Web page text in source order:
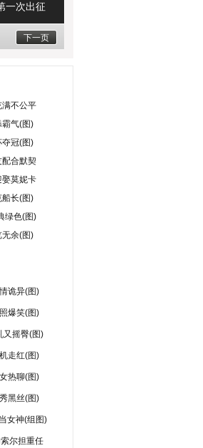
一次出征
，就跟随
下一页
满不公平
霸气(图)
夺冠(图)
配合默契
娶莫妮卡
船长(图)
绿色(图)
无余(图)
诡异(图)
爆笑(图)
又摇臀(图)
走红(图)
热聊(图)
黑丝(图)
女神(组图)
尔担重任